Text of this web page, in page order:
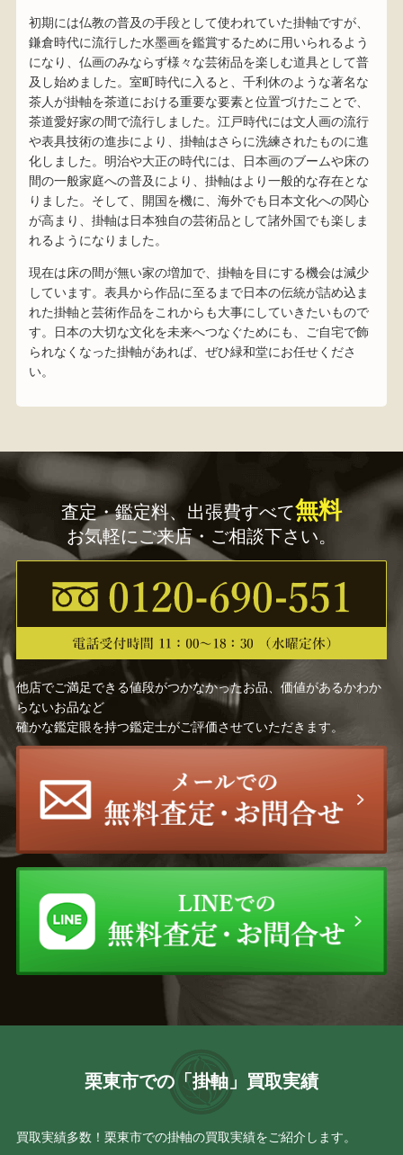
初期には仏教の普及の手段として使われていた掛軸ですが、
鎌倉時代に流行した水墨画を鑑賞するために用いられるよう
になり、仏画のみならず様々な芸術品を楽しむ道具として普
及し始めました。室町時代に入ると、千利休のような著名な
茶人が掛軸を茶道における重要な要素と位置づけたことで、
茶道愛好家の間で流行しました。江戸時代には文人画の流行
や表具技術の進歩により、掛軸はさらに洗練されたものに進
化しました。明治や大正の時代には、日本画のブームや床の
間の一般家庭への普及により、掛軸はより一般的な存在とな
りました。そして、開国を機に、海外でも日本文化への関心
が高まり、掛軸は日本独自の芸術品として諸外国でも楽しま
れるようになりました。
現在は床の間が無い家の増加で、掛軸を目にする機会は減少
しています。表具から作品に至るまで日本の伝統が詰め込ま
れた掛軸と芸術作品をこれからも大事にしていきたいもので
す。日本の大切な文化を未来へつなぐためにも、ご自宅で飾
られなくなった掛軸があれば、ぜひ緑和堂にお任せくださ
い。
査定・鑑定料、出張費すべて無料
お気軽にご来店・ご相談下さい。
他店でご満足できる値段がつかなかったお品、価値があるかわか
らないお品など
確かな鑑定眼を持つ鑑定士がご評価させていただきます。
栗東市での「掛軸」買取実績
買取実績多数！栗東市での掛軸の買取実績をご紹介します。